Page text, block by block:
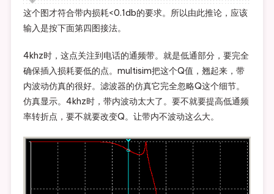
这个图才符合带内损耗<0.1db的要求。所以由此推论，应该
输入是按下面第四图接法。
4khz时，这点关注到电话的通频带。就是低通部分，要完全
确保插入损耗要低的点。multisim把这个Q值，翘起来，带
内波动仿真的很好。滤波器的仿真它完全忽略Q这个细节。
仿真显示。4khz时，带内波动太大了。要不就要提高低通频
率转折点，要不就要改变Q。让带内不波动这么大。